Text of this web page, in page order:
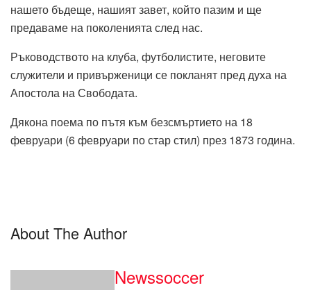
нашето бъдеще, нашият завет, който пазим и ще
предаваме на поколенията след нас.
Ръководството на клуба, футболистите, неговите
служители и привърженици се покланят пред духа на
Апостола на Свободата.
Дякона поема по пътя към безсмъртието на 18
февруари (6 февруари по стар стил) през 1873 година.
About The Author
Newssoccer